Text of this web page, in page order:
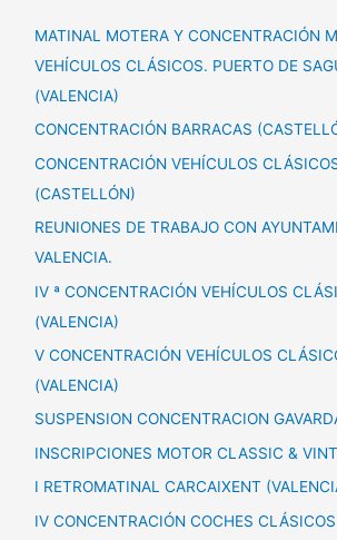
MATINAL MOTERA Y CONCENTRACIÓN
VEHÍCULOS CLÁSICOS. PUERTO DE
(VALENCIA)
CONCENTRACIÓN BARRACAS
CONCENTRACIÓN VEHÍCULOS
(CASTELLÓN)
REUNIONES DE TRABAJO CON
VALENCIA.
IV ª CONCENTRACIÓN VEHÍCULOS
(VALENCIA)
V CONCENTRACIÓN VEHÍCULOS
(VALENCIA)
SUSPENSION CONCENTRACION
INSCRIPCIONES MOTOR CLASSIC &
I RETROMATINAL CARCAIXENT
IV CONCENTRACIÓN COCHES